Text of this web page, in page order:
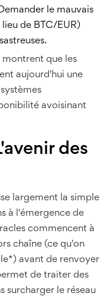
le mauvais
lieu de BTC/EUR)
montrent que les
aujourd'hui une
avoisinant
des
largement la simple
à l'émergence de
commencent à
chaîne (ce qu'on
avant de renvoyer
de traiter des
surcharger le réseau